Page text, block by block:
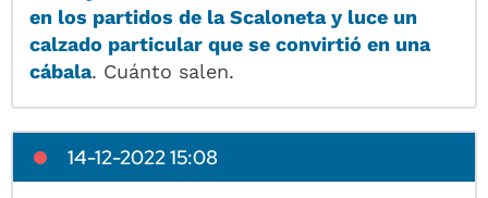
en los partidos de la Scaloneta y luce un
calzado particular que se convirtió en una
cábala. Cuánto salen.
14-12-2022 15:08